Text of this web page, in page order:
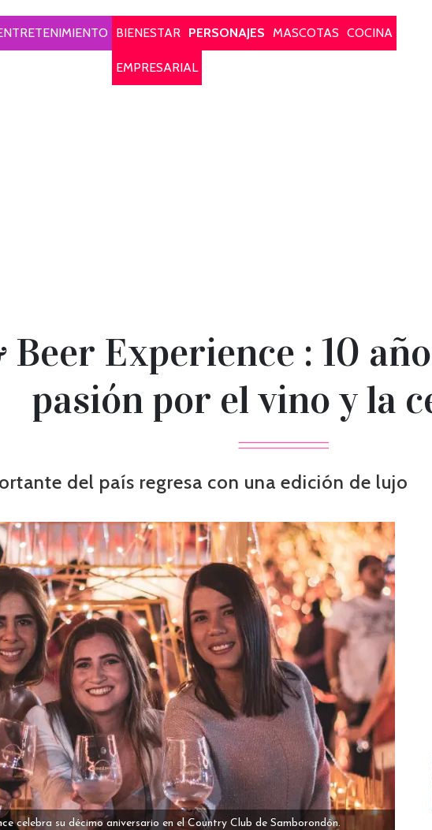
BIENESTAR PERSONAJES MASCOTAS COCINA
EMPRESARIAL
Beer Experience : 10
pasión por el vino y la
del país regresa con una edición de lujo
celebra su décimo aniversario en el Country Club de Samborondón.